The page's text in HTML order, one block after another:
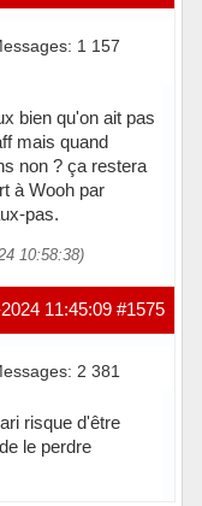
1 157
bien qu'on ait pas
mais quand
non ? ça restera
à Wooh par
pas.
10:58:38)
#1575
11:45:09
2 381
risque d'être
le perdre